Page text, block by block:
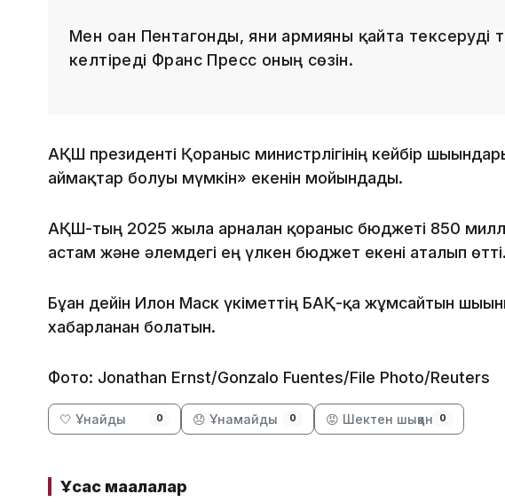
Мен оған Пентагонды, яғни армияны қайта
келтіреді Франс Пресс оның сөзін.
АҚШ президенті Қорғаныс министрлігінің кейбір шығындары
аймақтар болуы мүмкін» екенін мойындады.
АҚШ-тың 2025 жылға арналған қорғаныс бюджеті 850
астам және әлемдегі ең үлкен бюджет екені аталып өтті.
Бұған дейін Илон Маск үкіметтің БАҚ-қа жұмсайтын
хабарланған болатын.
Фото: Jonathan Ernst/Gonzalo Fuentes/File Photo/Reuters
🤍 Ұнайды 0 😞 Ұнамайды 0 😡 Шектен шыққан 0
Ұқсас мақалалар